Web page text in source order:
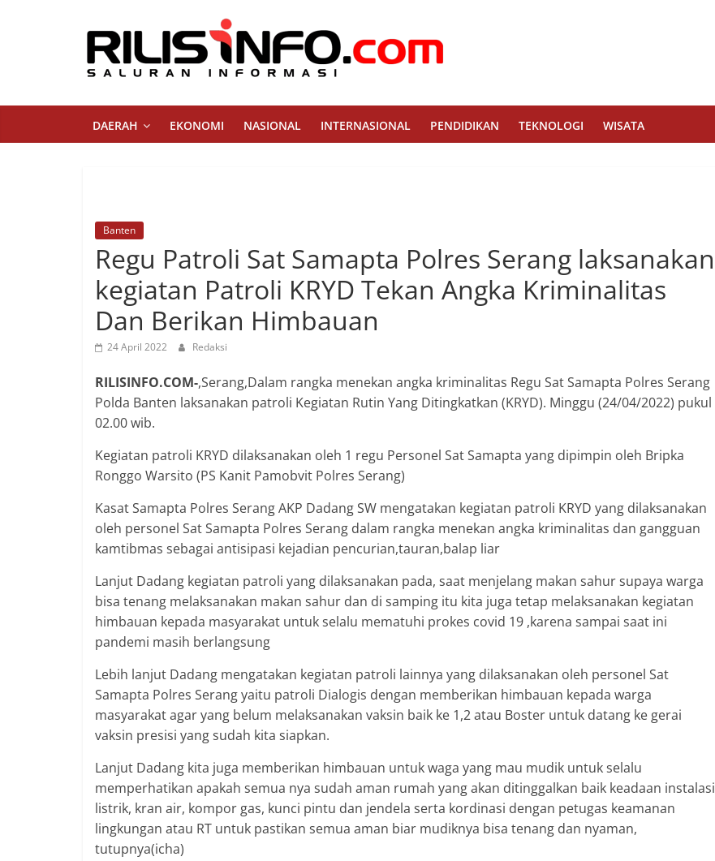
Rilis
Info
DAERAH EKONOMI NASIONAL INTERNASIONAL PENDIDIKAN TEKNOLOGI WISATA
Banten
Regu Patroli Sat Samapta Polres Serang laksanakan
kegiatan Patroli KRYD Tekan Angka Kriminalitas
Dan Berikan Himbauan
24 April 2022 Redaksi
RILISINFO.COM-,Serang,Dalam rangka menekan angka kriminalitas Regu Sat Samapta Polres Serang
Polda Banten laksanakan patroli Kegiatan Rutin Yang Ditingkatkan (KRYD). Minggu (24/04/2022) pukul
02.00 wib.
Kegiatan patroli KRYD dilaksanakan oleh 1 regu Personel Sat Samapta yang dipimpin oleh Bripka
Ronggo Warsito (PS Kanit Pamobvit Polres Serang)
Kasat Samapta Polres Serang AKP Dadang SW mengatakan kegiatan patroli KRYD yang dilaksanakan
oleh personel Sat Samapta Polres Serang dalam rangka menekan angka kriminalitas dan gangguan
kamtibmas sebagai antisipasi kejadian pencurian,tauran,balap liar
Lanjut Dadang kegiatan patroli yang dilaksanakan pada, saat menjelang makan sahur supaya warga
bisa tenang melaksanakan makan sahur dan di samping itu kita juga tetap melaksanakan kegiatan
himbauan kepada masyarakat untuk selalu mematuhi prokes covid 19 ,karena sampai saat ini
pandemi masih berlangsung
Lebih lanjut Dadang mengatakan kegiatan patroli lainnya yang dilaksanakan oleh personel Sat
Samapta Polres Serang yaitu patroli Dialogis dengan memberikan himbauan kepada warga
masyarakat agar yang belum melaksanakan vaksin baik ke 1,2 atau Boster untuk datang ke gerai
vaksin presisi yang sudah kita siapkan.
Lanjut Dadang kita juga memberikan himbauan untuk waga yang mau mudik untuk selalu
memperhatikan apakah semua nya sudah aman rumah yang akan ditinggalkan baik keadaan instalasi
listrik, kran air, kompor gas, kunci pintu dan jendela serta kordinasi dengan petugas keamanan
lingkungan atau RT untuk pastikan semua aman biar mudiknya bisa tenang dan nyaman,
tutupnya(icha)